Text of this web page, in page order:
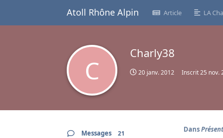
Atoll Rhône Alpin Article LA
C
Charly38
20 janv. 2012 Inscrit25 nov.
Messages 21 Dans